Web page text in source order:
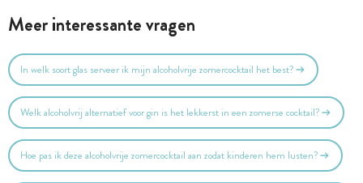
Meer interessante vragen
In welk soort glas serveer ik mijn alcoholvrije zomercocktail het best?
Welk alcoholvrij alternatief voor gin is het lekkerst in een zomerse cocktail?
Hoe pas ik deze alcoholvrije zomercocktail aan zodat kinderen hem lusten?